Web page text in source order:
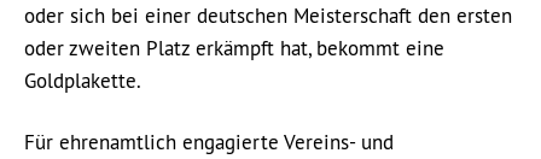
oder sich bei einer deutschen Meisterschaft den ersten
oder zweiten Platz erkämpft hat, bekommt eine
Goldplakette.
Für ehrenamtlich engagierte Vereins- und